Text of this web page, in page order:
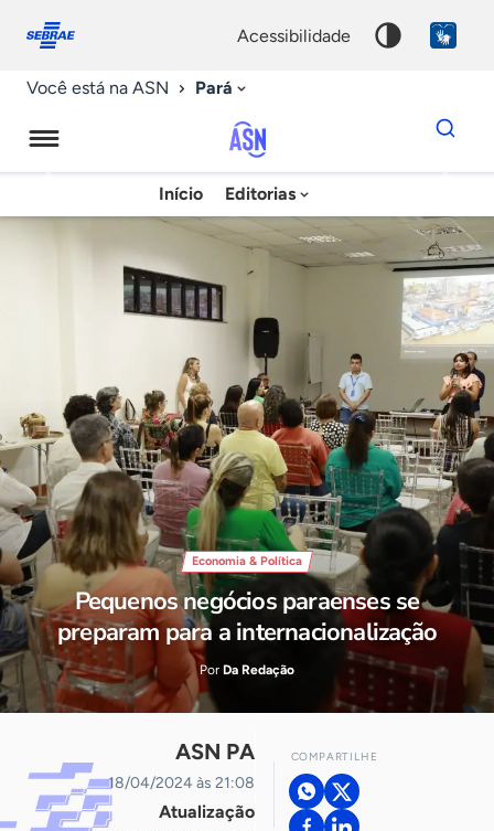
conosco
acessibilidade
Você está na ASN Pará
Agência
Sebrae
de
Início Editorias
Dados
para
chave
Economia & Política
Pequenos negócios paraenses se
preparam para a internacionalização
Por Da Redação
ASN PA
18/04/2024 às 21:08
Atualização
COMPARTILHE